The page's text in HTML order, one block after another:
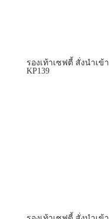
รองเท้าเซฟตี้ สั่งนำเข้า
KP139